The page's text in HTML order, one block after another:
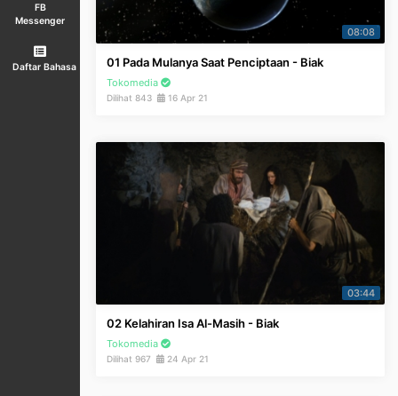
FB
Messenger
Daftar Bahasa
08:08
01 Pada Mulanya Saat Penciptaan - Biak
Tokomedia
Dilihat 843 16 Apr 21
03:44
02 Kelahiran Isa Al-Masih - Biak
Tokomedia
Dilihat 967 24 Apr 21